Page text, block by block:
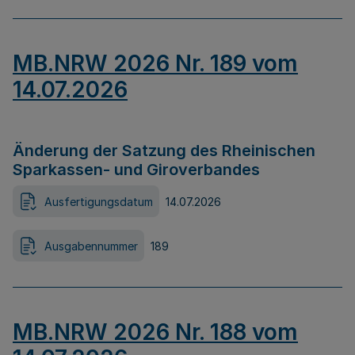
MB.NRW 2026 Nr. 189 vom
14.07.2026
Änderung der Satzung des Rheinischen
Sparkassen- und Giroverbandes
Ausfertigungsdatum 14.07.2026
Ausgabennummer 189
MB.NRW 2026 Nr. 188 vom